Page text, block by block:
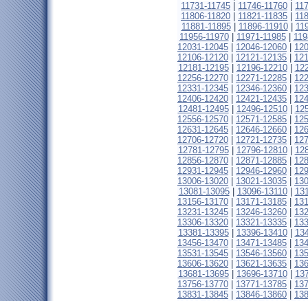
11731-11745
11746-11760
11806-11820
11821-11835
11881-11895| 11896-11910|
11956-11970| 11971-11985|
12031-12045
12046-12060
12106-12120
12121-12135
12181-12195| 12196-12210|
12256-12270
12271-12285
12331-12345
12346-12360
12406-12420
12421-12435
12481-12495| 12496-12510|
12556-12570
12571-12585
12631-12645
12646-12660
12706-12720
12721-12735
12781-12795| 12796-12810|
12856-12870
12871-12885
12931-12945
12946-12960
13006-13020
13021-13035
13081-13095| 13096-13110|
13156-13170
13171-13185
13231-13245
13246-13260
13306-13320
13321-13335
13381-13395| 13396-13410|
13456-13470
13471-13485
13531-13545
13546-13560
13606-13620
13621-13635
13681-13695| 13696-13710|
13756-13770
13771-13785
13831-13845
13846-13860